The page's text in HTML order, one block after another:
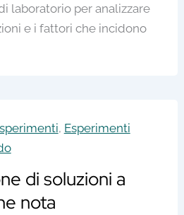
laboratorio per analizzare
e i fattori che incidono
, Esperimenti
di soluzioni a
nota